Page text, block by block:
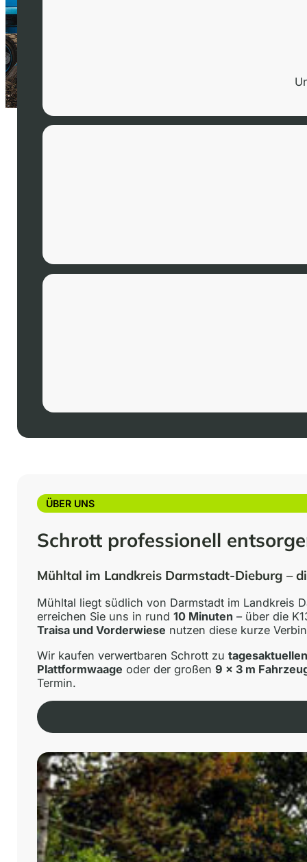
ÜBER UNS
Schrott professionell
Mühltal im Landkreis Darmstadt-Dieburg –
Mühltal liegt südlich von Darmstadt im Landkreis
erreichen Sie uns in rund 10 Minuten – über die
Traisa und Vorderwiese nutzen diese kurze
Wir kaufen verwertbaren Schrott zu
Plattformwaage oder der großen 9 × 3 m
Termin.